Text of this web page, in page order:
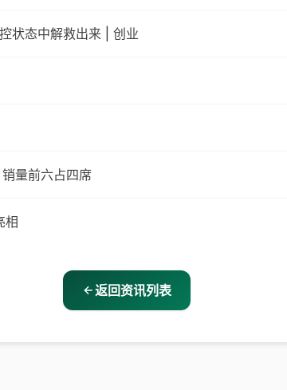
状态中解救出来 | 创业
量前六占四席
相
返回资讯列表